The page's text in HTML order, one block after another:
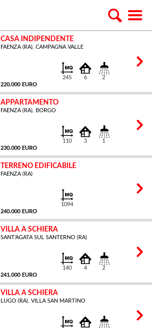
CASA INDIPENDENTE
FAENZA (RA), CAMPAGNA VALLE
220.000 EURO
245 6 2
APPARTAMENTO
FAENZA (RA), BORGO
230.000 EURO
110 3 1
TERRENO EDIFICABILE
FAENZA (RA)
240.000 EURO
1094
VILLA A SCHIERA
SANT'AGATA SUL SANTERNO (RA)
241.000 EURO
140 4 2
VILLA A SCHIERA
LUGO (RA), VILLA SAN MARTINO